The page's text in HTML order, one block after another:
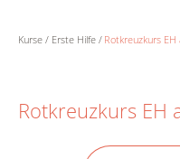
Kurse Erste Hilfe Rotkreuzkurs EH
Rotkreuzkurs EH